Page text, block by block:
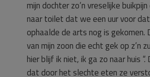
mijn dochter zo’n vreselijke
naar toilet dat we een uur voor
ophaalde de arts nog is gekomen.
van mijn zoon die echt gek op z’n
hier blijf ik niet, ik ga zo naar huis “.
dat door het slechte eten ze